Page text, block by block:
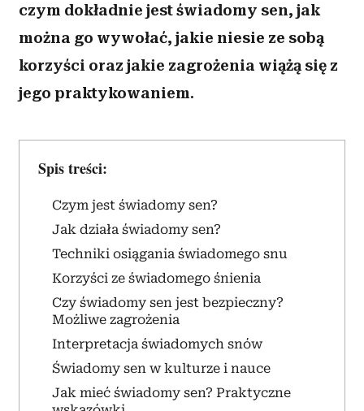
czym dokładnie jest świadomy sen, jak
można go wywołać, jakie niesie ze sobą
korzyści oraz jakie zagrożenia wiążą się z
jego praktykowaniem.
Spis treści:
Czym jest świadomy sen?
Jak działa świadomy sen?
Techniki osiągania świadomego snu
Korzyści ze świadomego śnienia
Czy świadomy sen jest bezpieczny?
Możliwe zagrożenia
Interpretacja świadomych snów
Świadomy sen w kulturze i nauce
Jak mieć świadomy sen? Praktyczne